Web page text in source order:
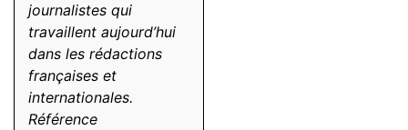
journalistes qui
travaillent aujourd’hui
dans les rédactions
françaises et
internationales.
Référence